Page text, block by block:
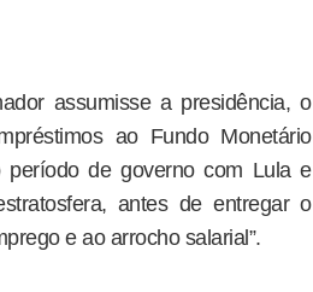
assumisse a presidência, o
ao Fundo Monetário
período de governo com Lula e
antes de entregar o
e ao arrocho salarial”.